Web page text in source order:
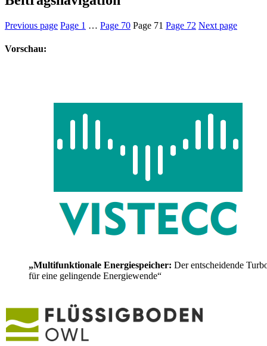
Previous page Page 1 … Page 70 Page 71 Page 72 Next page
Vorschau:
„Multifunktionale Energiespeicher: Der entscheidende
für eine gelingende Energiewende“